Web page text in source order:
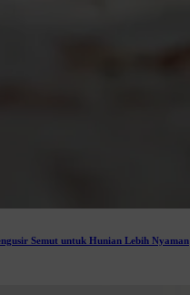
Semut untuk Hunian Lebih Nyaman